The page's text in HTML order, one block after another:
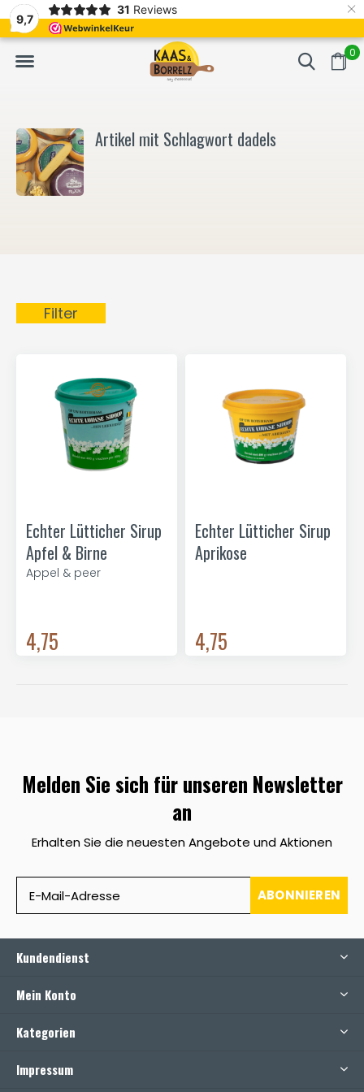
9,7
31 Reviews ×
0
Frisch geschnitten und vakuumverpackt. Meistens Lieferung
Artikel mit Schlagwort dadels
Filter
Echter Lütticher Sirup
Apfel & Birne
Appel & peer
4,75
Echter Lütticher Sirup
Aprikose
4,75
Melden Sie sich für unseren Newsletter
an
Erhalten Sie die neuesten Angebote und Aktionen
ABONNIEREN
Kundendienst
Mein Konto
Kategorien
Impressum